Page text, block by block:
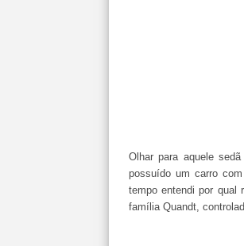
Olhar para aquele
possuído um carro
tempo entendi por qual
família Quandt,